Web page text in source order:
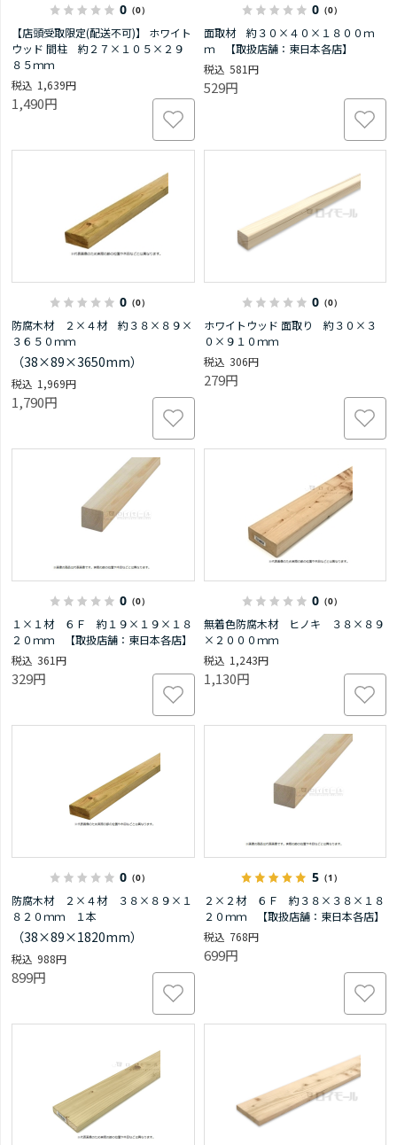
0 （0）
【店頭受取限定(配送不可)】 ホワイト
ウッド 間柱 約２７×１０５×２９
８５ｍｍ
1,639円
1,490円
0（0）
面取材 約３０×４０×１８００ｍ
ｍ 【取扱店舗：東日本各店】
581円
529円
0 （0）
防腐木材 ２×４材 約３８×８９×
３６５０ｍｍ
（38×89×3650mm）
1,969円
1,790円
0（0）
ホワイトウッド 面取り 約３０×３
０×９１０ｍｍ
306円
279円
0 （0）
１×１材 ６Ｆ 約１９×１９×１８
２０ｍｍ 【取扱店舗：東日本各店】
361円
329円
0（0）
無着色防腐木材 ヒノキ ３８×８９
×２０００ｍｍ
1,243円
1,130円
0 （0）
防腐木材 ２×４材 ３８×８９×１
８２０ｍｍ １本
（38×89×1820mm）
988円
899円
5（1）
２×２材 ６Ｆ 約３８×３８×１８
２０ｍｍ 【取扱店舗：東日本各店】
768円
699円